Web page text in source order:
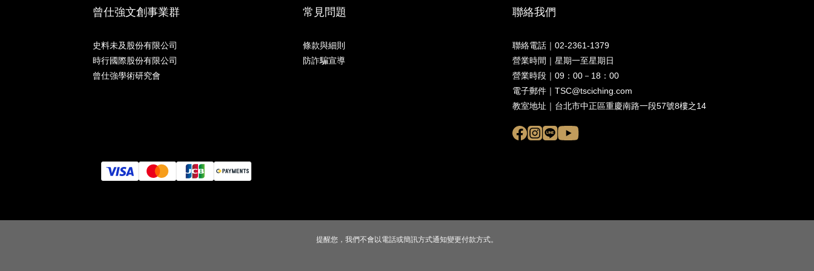
曾仕強文創事業群
史料未及股份有限公司
時行國際股份有限公司
曾仕強學術研究會
常見問題
條款與細則
防詐騙宣導
聯絡我們
聯絡電話｜02-2361-1379
營業時間｜星期一至星期日
營業時段｜09：00－18：00
電子郵件｜TSC@tsciching.com
教室地址｜台北市中正區重慶南路一段57號8樓之14
提醒您，我們不會以電話或簡訊方式通知變更付款方式。